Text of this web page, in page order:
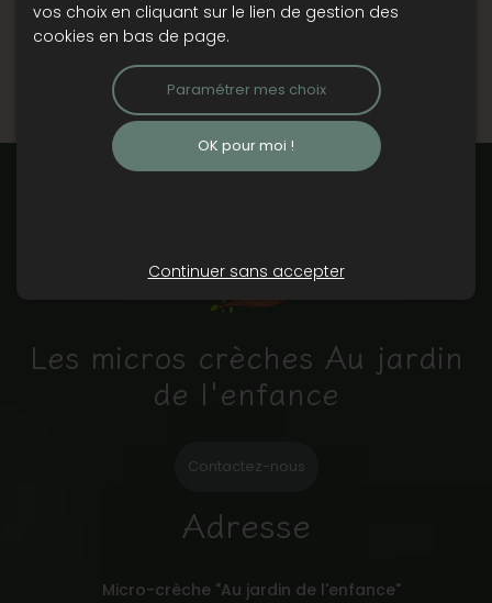
Les micros crèches Au jardin
de l'enfance
Contactez-nous
Adresse
Micro-crèche "Au jardin de l'enfance"
vos choix en cliquant sur le lien de gestion des
cookies en bas de page.
Paramétrer mes choix
OK pour moi !
Continuer sans accepter